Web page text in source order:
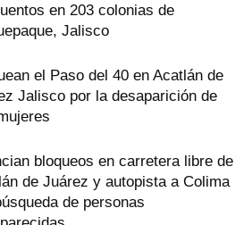
en 203 colonias de
Jalisco
el Paso del 40 en Acatlán de
Jalisco por la desaparición de
bloqueos en carretera libre de
de Juárez y autopista a Colima
de personas